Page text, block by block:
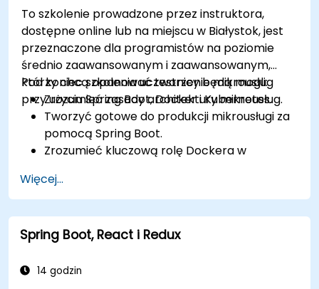
To szkolenie prowadzone przez instruktora,
dostępne online lub na miejscu w Białystok, jest
przeznaczone dla programistów na poziomie
średnio zaawansowanym i zaawansowanym,
którzy chcą opanować tworzenie mikrousług
przy użyciu Spring Boot, Docker i Kubernetes.
Pod koniec szkolenia uczestnicy będą mogli:
Zrozumieć zasady architektury mikrousług.
Tworzyć gotowe do produkcji mikrousługi za
pomocą Spring Boot.
Zrozumieć kluczową rolę Dockera w
Konfigurować klastry Kubernetes do
wdrażania i zarządzania mikrousługami.
Więcej...
Spring Boot, React i Redux
14 godzin